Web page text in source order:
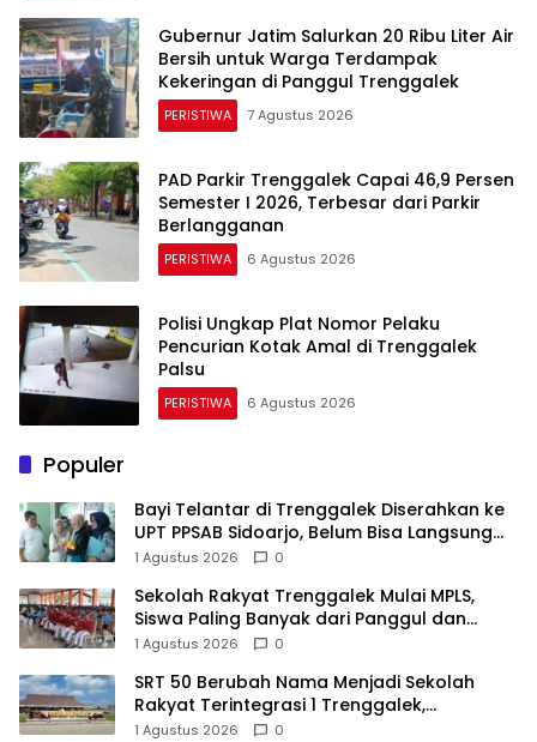
Gubernur Jatim Salurkan 20 Ribu Liter Air
Bersih untuk Warga Terdampak
Kekeringan di Panggul Trenggalek
PERISTIWA 7 Agustus 2026
PAD Parkir Trenggalek Capai 46,9 Persen
Semester I 2026, Terbesar dari Parkir
Berlangganan
PERISTIWA 6 Agustus 2026
Polisi Ungkap Plat Nomor Pelaku
Pencurian Kotak Amal di Trenggalek
Palsu
PERISTIWA 6 Agustus 2026
Populer
Bayi Telantar di Trenggalek Diserahkan ke
UPT PPSAB Sidoarjo, Belum Bisa Langsung
Diadopsi
1 Agustus 2026 0
Sekolah Rakyat Trenggalek Mulai MPLS,
Siswa Paling Banyak dari Panggul dan
Gandusari
1 Agustus 2026 0
SRT 50 Berubah Nama Menjadi Sekolah
Rakyat Terintegrasi 1 Trenggalek,
Nomenklatur Berubah
1 Agustus 2026 0